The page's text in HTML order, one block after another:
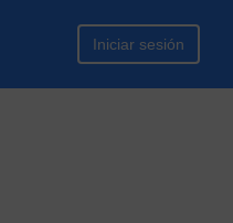
Iniciar sesión